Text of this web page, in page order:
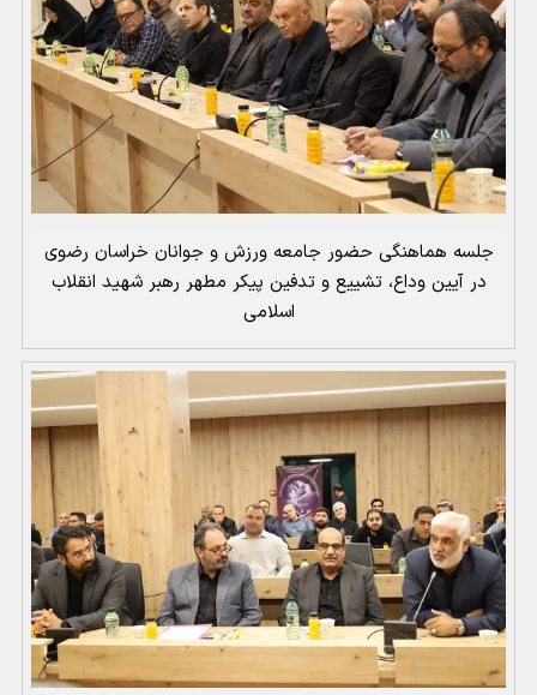
جلسه هماهنگی حضور جامعه ورزش و جوانان خراسان رضوی
در آیین وداع، تشییع و تدفین پیکر مطهر رهبر شهید انقلاب
اسلامی